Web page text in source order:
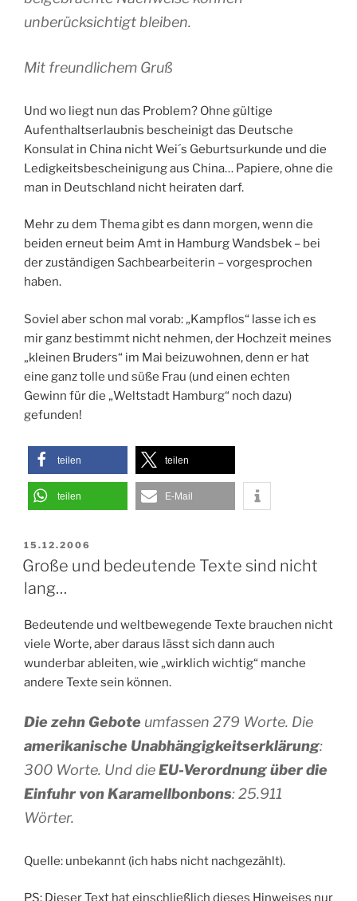
unberücksichtigt bleiben.
Mit freundlichem Gruß
Und wo liegt nun das Problem? Ohne gültige
Aufenthaltserlaubnis bescheinigt das Deutsche
Konsulat in China nicht Wei´s Geburtsurkunde und die
Ledigkeitsbescheinigung aus China… Papiere, ohne die
man in Deutschland nicht heiraten darf.
Mehr zu dem Thema gibt es dann morgen, wenn die
beiden erneut beim Amt in Hamburg Wandsbek – bei
der zuständigen Sachbearbeiterin – vorgesprochen
haben.
Soviel aber schon mal vorab: „Kampflos“ lasse ich es
mir ganz bestimmt nicht nehmen, der Hochzeit meines
„kleinen Bruders“ im Mai beizuwohnen, denn er hat
eine ganz tolle und süße Frau (und einen echten
Gewinn für die „Weltstadt Hamburg“ noch dazu)
gefunden!
teilen teilen
teilen E-Mail
VERÖFFENTLICHT
AM
15.12.2006
Große und bedeutende Texte sind nicht
lang…
Bedeutende und weltbewegende Texte brauchen nicht
viele Worte, aber daraus lässt sich dann auch
wunderbar ableiten, wie „wirklich wichtig“ manche
andere Texte sein können.
Die zehn Gebote umfassen 279 Worte. Die
amerikanische Unabhängigkeitserklärung:
300 Worte. Und dieEU-Verordnung über die
Einfuhr von Karamellbonbons: 25.911
Wörter.
Quelle: unbekannt (ich habs nicht nachgezählt).
PS: Dieser Text hat einschließlich dieses Hinweises nur